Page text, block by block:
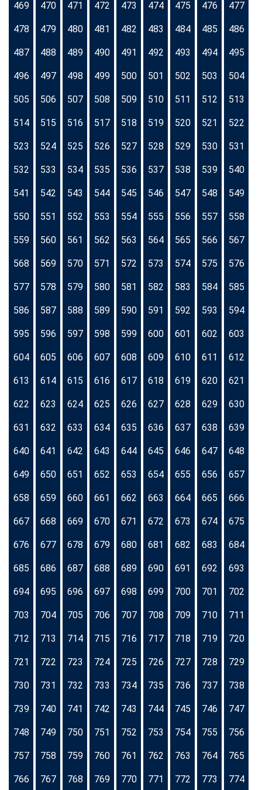
469 470 471 472 473 474 475 476 477
478 479 480 481 482 483 484 485 486
487 488 489 490 491 492 493 494 495
496 497 498 499 500 501 502 503 504
505 506 507 508 509 510 511 512 513
514 515 516 517 518 519 520 521 522
523 524 525 526 527 528 529 530 531
532 533 534 535 536 537 538 539 540
541 542 543 544 545 546 547 548 549
550 551 552 553 554 555 556 557 558
559 560 561 562 563 564 565 566 567
568 569 570 571 572 573 574 575 576
577 578 579 580 581 582 583 584 585
586 587 588 589 590 591 592 593 594
595 596 597 598 599 600 601 602 603
604 605 606 607 608 609 610 611 612
613 614 615 616 617 618 619 620 621
622 623 624 625 626 627 628 629 630
631 632 633 634 635 636 637 638 639
640 641 642 643 644 645 646 647 648
649 650 651 652 653 654 655 656 657
658 659 660 661 662 663 664 665 666
667 668 669 670 671 672 673 674 675
676 677 678 679 680 681 682 683 684
685 686 687 688 689 690 691 692 693
694 695 696 697 698 699 700 701 702
703 704 705 706 707 708 709 710 711
712 713 714 715 716 717 718 719 720
721 722 723 724 725 726 727 728 729
730 731 732 733 734 735 736 737 738
739 740 741 742 743 744 745 746 747
748 749 750 751 752 753 754 755 756
757 758 759 760 761 762 763 764 765
766 767 768 769 770 771 772 773 774